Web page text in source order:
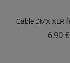
Câble DMX XLR
6,90 €